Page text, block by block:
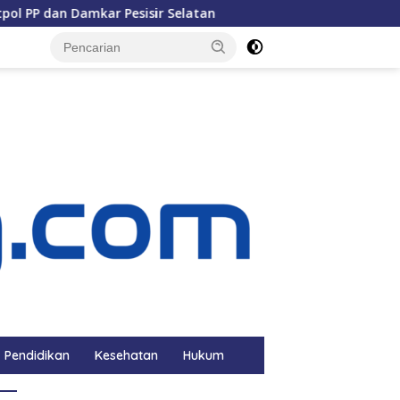
Damkar Pesisir Selatan Anggota DPRD Pessel
Pendidikan Kesehatan Hukum